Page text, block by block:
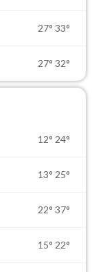
27° 33°
27° 32°
12° 24°
13° 25°
22° 37°
15° 22°